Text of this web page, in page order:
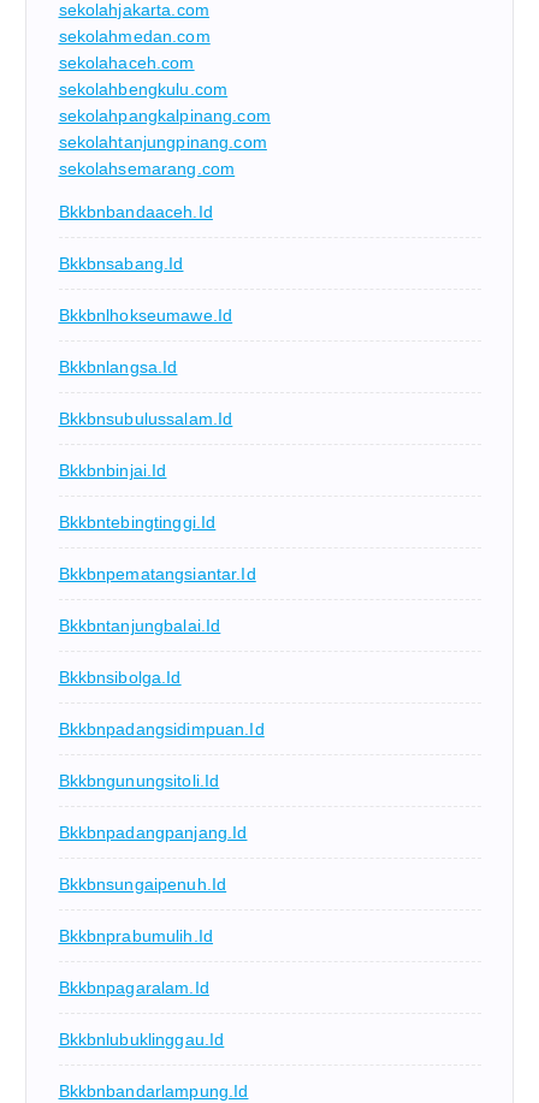
sekolahjakarta.com
sekolahmedan.com
sekolahaceh.com
sekolahbengkulu.com
sekolahpangkalpinang.com
sekolahtanjungpinang.com
sekolahsemarang.com
Bkkbnbandaaceh.id
Bkkbnsabang.id
Bkkbnlhokseumawe.id
Bkkbnlangsa.id
Bkkbnsubulussalam.id
Bkkbnbinjai.id
Bkkbntebingtinggi.id
Bkkbnpematangsiantar.id
Bkkbntanjungbalai.id
Bkkbnsibolga.id
Bkkbnpadangsidimpuan.id
Bkkbngunungsitoli.id
Bkkbnpadangpanjang.id
Bkkbnsungaipenuh.id
Bkkbnprabumulih.id
Bkkbnpagaralam.id
Bkkbnlubuklinggau.id
Bkkbnbandarlampung.id